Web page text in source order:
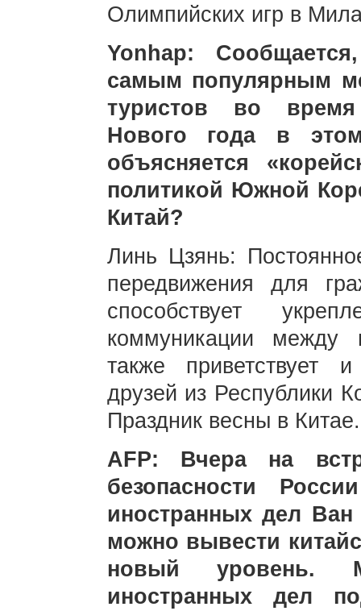
Олимпийских игр в
Yonhap:
самым популярным
туристов во время
Нового года в
объясняется
политикой Южной
Китай?
Линь Цзянь:
передвижения для
способствует
коммуникации между
также приветствует
друзей из Республики
Праздник весны в Китае.
AFP: Вчера на
безопасности
иностранных дел
можно вывести
новый уровень.
иностранных дел